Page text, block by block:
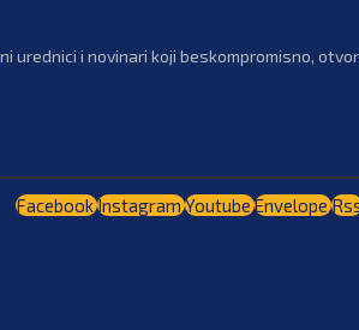
i novinari koji beskompromisno,
FacebookInstagramYoutubeEnvelope